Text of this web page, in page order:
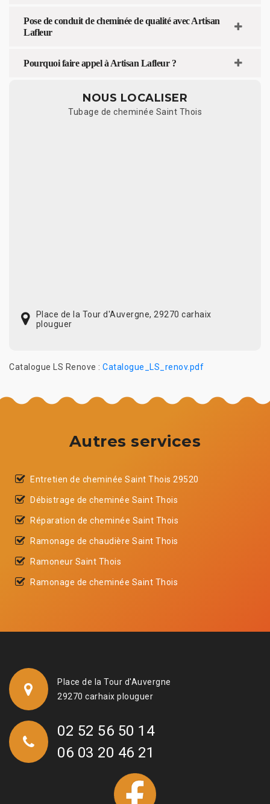
Pose de conduit de cheminée de qualité avec Artisan
Lafleur
Pourquoi faire appel à Artisan Lafleur ?
NOUS LOCALISER
Tubage de cheminée Saint Thois
Place de la Tour d'Auvergne, 29270 carhaix
plouguer
Catalogue LS Renove : Catalogue_LS_renov.pdf
Autres services
Entretien de cheminée Saint Thois 29520
Débistrage de cheminée Saint Thois
Réparation de cheminée Saint Thois
Ramonage de chaudière Saint Thois
Ramoneur Saint Thois
Ramonage de cheminée Saint Thois
Place de la Tour d'Auvergne
29270 carhaix plouguer
02 52 56 50 14
06 03 20 46 21